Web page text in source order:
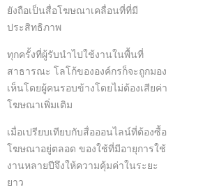
ยังถือเป็นสื่อโฆษณาเคลื่อนที่ที่มี
ประสิทธิภาพ
ทุกครั้งที่ผู้รับนำไปใช้งานในพื้นที่
สาธารณะ โลโก้ขององค์กรก็จะถูกมอง
เห็นโดยผู้คนรอบข้างโดยไม่ต้องเสียค่า
โฆษณาเพิ่มเติม
เมื่อเปรียบเทียบกับสื่อออนไลน์ที่ต้องซื้อ
โฆษณาอยู่ตลอด ของใช้ที่มีอายุการใช้
งานหลายปีจึงให้ความคุ้มค่าในระยะ
ยาว